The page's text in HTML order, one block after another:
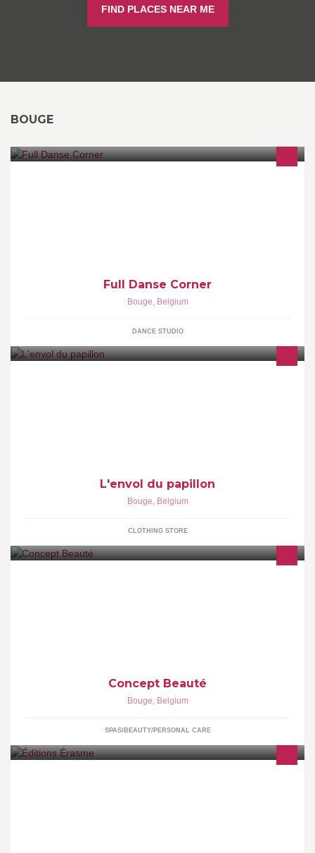
FIND PLACES NEAR ME
BOUGE
Full Danse Corner
Bouge, Belgium
DANCE STUDIO
L'envol du papillon
Bouge, Belgium
CLOTHING STORE
Concept Beauté
Bouge, Belgium
SPAS/BEAUTY/PERSONAL CARE